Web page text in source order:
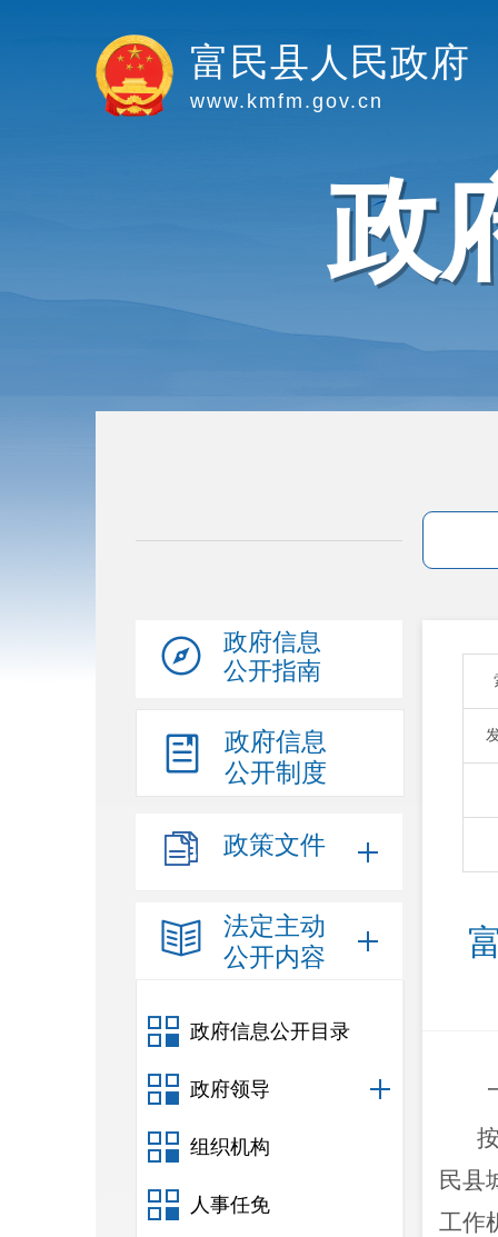
富民县人民政府
www.kmfm.gov.cn
政
政府信息
公开指南
政府信息
公开制度
政策文件
法定主动
公开内容
政府信息公开目录
政府领导
组织机构
人事任免
民县
工作